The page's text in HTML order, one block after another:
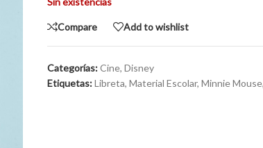
Compare Add to wishlist
Categorías:Cine, Disney
Etiquetas:Libreta, Material Escolar, Minnie Mouse,